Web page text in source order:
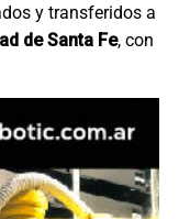
y transferidos a
de Santa Fe, con